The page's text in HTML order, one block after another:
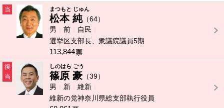
当 まつもと じゅん
松本 純（64）
男
前
自民
選挙区支部長、衆議院議員5期
113,844票
復
当
しのはら ごう
篠原 豪 （39）
男
新
維新
維新の党神奈川県総支部執行役員